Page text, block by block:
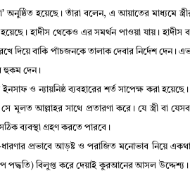
’অনুষ্ঠিত হয়েছে । তাঁরা বলেন,এ আয়াতের মাধ্যমে
হয়েছে।হাদীস থেকেও এর সমর্থন পাওয়া যায়। হাদীস
দিয়ে বাকি পাঁচজনকে তালাক দেবার নির্দেশ দেন।
হুকম দেন।
ও ন্যায়নিষ্ঠ ব্যবহারের শর্ত সাপেক্ষ করা হয়েছে ।
সে মূলত আল্লাহর সাথে প্রতারণা করে । যে স্ত্রী বা
ব্যবস্থা গ্রহণ করতে পারবে ।
প্রভাবে আড়ষ্ট ও পরাজিত মনোভাব নিয়ে একথা
পদ্ধতি) বিলুপ্ত করে দেয়াই কুরআনের আসল উদ্দেশ্য ।